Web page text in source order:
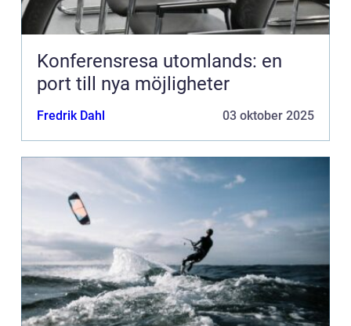
Konferensresa utomlands: en
port till nya möjligheter
Fredrik Dahl 03 oktober 2025